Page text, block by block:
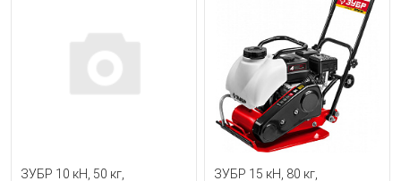
ЗУБР 10 кН, 50 кг,
ЗУБР 15 кН, 80 кг,